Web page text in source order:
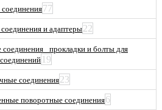
77
и адаптеры22
прокладки и болты для
19
соединения23
поворотные соединения6